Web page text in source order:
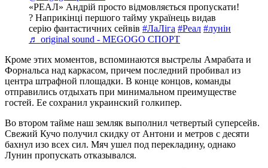
«РЕАЛ» Андрій просто відмовляється пропускати!
? Наприкінці першого тайму українець видав
серію фантастичних сейвів #ЛаЛіга #Реал #лунін
♬ original sound - MEGOGO СПОРТ
Кроме этих моментов, вспоминаются выстрелы Амрабата и
Форнальса над каркасом, причем последний пробивал из
центра штрафной площадки. В конце концов, команды
отправились отдыхать при минимальном преимуществе
гостей. Ее сохранил украинский голкипер.
Во втором тайме наш земляк выполнил четвертый суперсейв.
Свежий Кучо получил скидку от Антони и метров с десяти
бахнул изо всех сил. Мяч ушел под перекладину, однако
Лунин пропускать отказывался.